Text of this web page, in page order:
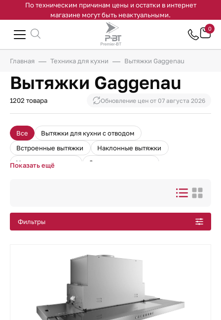
По техническим причинам цены и остатки в интернет
магазине могут быть неактуальными.
0
Главная Техника для кухни Вытяжки Gaggenau
Вытяжки Gaggenau
1202 товара Обновление цен от 07 августа 2026
Все
Вытяжки для кухни с отводом
Встроенные вытяжки
Наклонные вытяжки
Угольные вытяжки
Островные вытяжки
Круглые вытяжки
Все подборки
Показать ещё
Фильтры